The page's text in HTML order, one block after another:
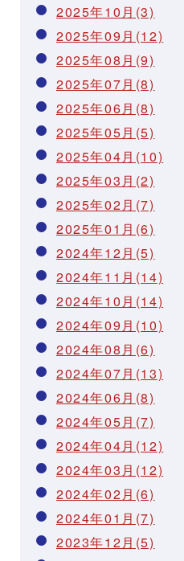
2025年10月(3)
2025年09月(12)
2025年08月(9)
2025年07月(8)
2025年06月(8)
2025年05月(5)
2025年04月(10)
2025年03月(2)
2025年02月(7)
2025年01月(6)
2024年12月(5)
2024年11月(14)
2024年10月(14)
2024年09月(10)
2024年08月(6)
2024年07月(13)
2024年06月(8)
2024年05月(7)
2024年04月(12)
2024年03月(12)
2024年02月(6)
2024年01月(7)
2023年12月(5)